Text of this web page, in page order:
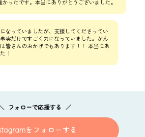
ったです。本当にありがとうございました。
なっていましたが、支援してくださってい
実だけですごく力になっていました。がん
皆さんのおかげでもあります！！ 本当にあ
！
フォローで応援する
をフォローする